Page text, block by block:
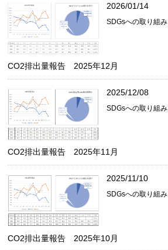
2026/01/14
SDGsへの取り組み
CO2排出量報告 2025年12月
2025/12/08
SDGsへの取り組み
CO2排出量報告 2025年11月
2025/11/10
SDGsへの取り組み
CO2排出量報告 2025年10月